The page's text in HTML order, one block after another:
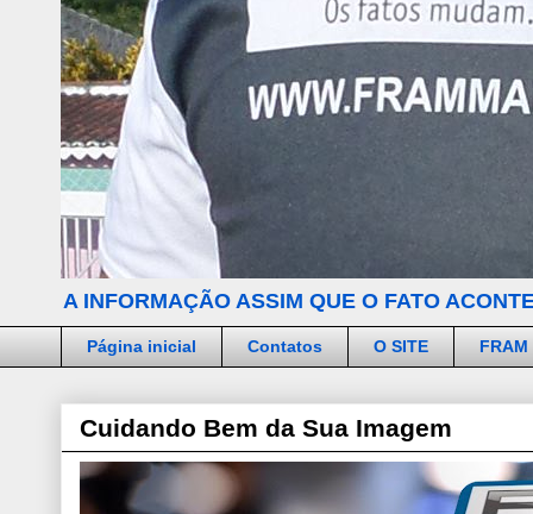
A INFORMAÇÃO ASSIM QUE O FATO
Página inicial Contatos O SITE FRAM
Cuidando Bem da Sua Imagem